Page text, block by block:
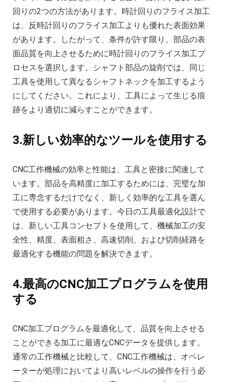
回りの2つの方法があります。時計回りのフライス加工
は、反時計回りのフライス加工よりも優れた表面効果
があります。したがって、条件が許す限り、部品の表
面品質を向上させるために時計回りのフライス加工プ
ロセスを選択します。シャフト部品の旋削では、同じ
工具を使用して異なるシャフトネックを加工するよう
にしてください。これにより、工具によって生じる痕
跡をより適切に減らすことができます。
3.新しい効率的なツールを使用する
CNC工作機械の効率と性能は、工具と密接に関連して
います。部品を高精度に加工するためには、完璧な加
工に専念するだけでなく、新しく効率的な工具を選ん
で使用する必要があります。今日の工具最適化設計で
は、新しい工具コンセプトを使用して、機械加工の安
全性、精度、表面粗さ、高速切削、および切削経路を
最適化する機能の問題を解決できます。
4.最高のCNC加工プログラムを使用
する
CNC加工プログラムを最適化して、品質を向上させる
ことができる加工に最適なCNCデータを提供します。
通常の工作機械と比較して、CNC工作機械は、オペレ
ーターが処理においてより高いレベルの操作を行う必